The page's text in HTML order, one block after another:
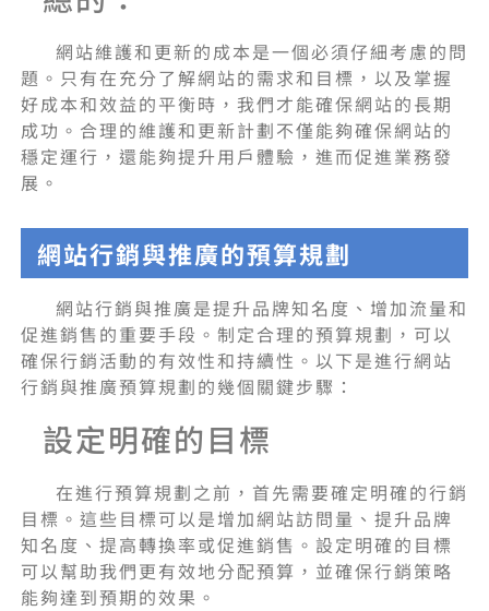
網站維護和更新的成本是一個必須仔細考慮的問
題。只有在充分了解網站的需求和目標，以及掌握
好成本和效益的平衡時，我們才能確保網站的長期
成功。合理的維護和更新計劃不僅能夠確保網站的
穩定運行，還能夠提升用戶體驗，進而促進業務發
展。
網站行銷與推廣的預算規劃
網站行銷與推廣是提升品牌知名度、增加流量和
促進銷售的重要手段。制定合理的預算規劃，可以
確保行銷活動的有效性和持續性。以下是進行網站
行銷與推廣預算規劃的幾個關鍵步驟：
設定明確的目標
在進行預算規劃之前，首先需要確定明確的行銷
目標。這些目標可以是增加網站訪問量、提升品牌
知名度、提高轉換率或促進銷售。設定明確的目標
可以幫助我們更有效地分配預算，並確保行銷策略
能夠達到預期的效果。